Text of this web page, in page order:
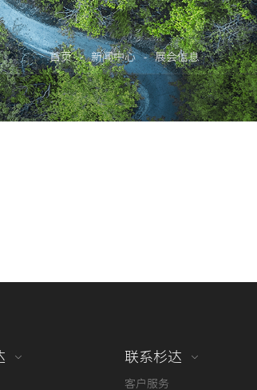
首页 - 新闻中心 - 展会信息
联系杉达
客户服务